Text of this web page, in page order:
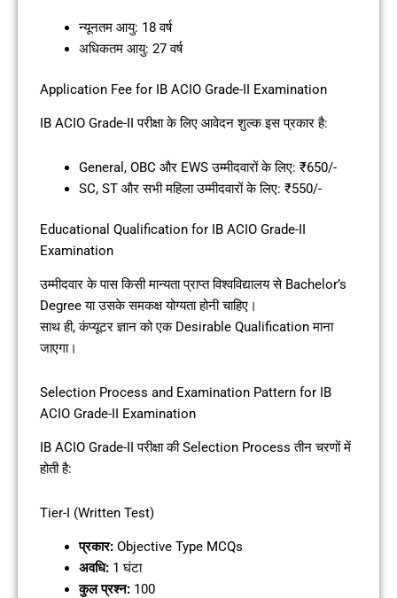
न्यूनतम आयु: 18 वर्ष
अधिकतम आयु: 27 वर्ष
Application Fee for IB ACIO Grade-II Examination
IB ACIO Grade-II परीक्षा के लिए आवेदन शुल्क इस प्रकार है:
General, OBC और EWS उम्मीदवारों के लिए: ₹650/-
SC, ST और सभी महिला उम्मीदवारों के लिए: ₹550/-
Educational Qualification for IB ACIO Grade-II
Examination
उम्मीदवार के पास किसी मान्यता प्राप्त विश्वविद्यालय से Bachelor’s
Degree या उसके समकक्ष योग्यता होनी चाहिए।
साथ ही, कंप्यूटर ज्ञान को एक Desirable Qualification माना
जाएगा।
Selection Process and Examination Pattern for IB
ACIO Grade-II Examination
IB ACIO Grade-II परीक्षा की Selection Process तीन चरणों में
होती है:
Tier-I (Written Test)
प्रकार:Objective Type MCQs
अवधि:1 घंटा
कुल प्रश्न:100